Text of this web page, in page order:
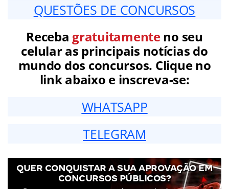
QUESTÕES DE CONCURSOS
Receba gratuitamenteno seu
celular as principais notícias do
mundo dos concursos. Clique no
link abaixo e inscreva-se:
WHATSAPP
TELEGRAM
QUER CONQUISTAR A SUA APROVAÇÃO EM
CONCURSOS PÚBLICOS?